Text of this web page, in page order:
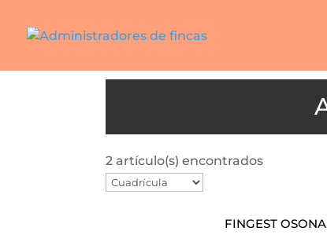
2 artículo(s) encontrados
FINGEST OSONA